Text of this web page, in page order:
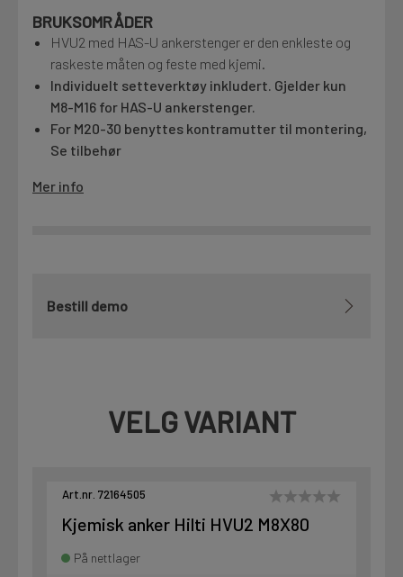
Kontakt og åpningstider
Kontakt
Fra rådgivning til sporing av ordre
Kvalitetsprodukter til ekstra gode priser
BRUKSOMRÅDER
HVU2 med HAS-U ankerstenger er den enkleste og
raskeste måten og feste med kjemi.
Individuelt setteverktøy inkludert. Gjelder kun
M8-M16 for HAS-U ankerstenger.
For M20-30 benyttes kontramutter til montering,
Se tilbehør
Mer info
Bestill demo
VELG VARIANT
Art.nr. 72164505
Kjemisk anker Hilti HVU2 M8X80
På nettlager